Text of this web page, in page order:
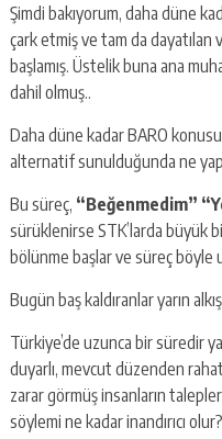
Şimdi bakıyorum, daha düne
çark etmiş ve tam da
başlamış. Üstelik buna ana
dahil olmuş..
Daha düne kadar BARO
alternatif sunulduğunda ne
Bu süreç, “Beğenmedim”
sürüklenirse STK’larda büyük
bölünme başlar ve süreç böyle
Bugün baş kaldıranlar yarın
Türkiye’de uzunca bir süredir
duyarlı, mevcut düzenden
zarar görmüş insanların
söylemi ne kadar inandırıcı